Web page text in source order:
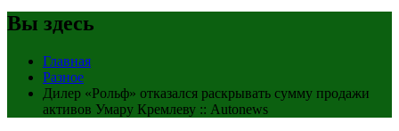
Вы здесь
Главная
Разное
Дилер «Рольф» отказался раскрывать сумму продажи
активов Умару Кремлеву :: Autonews